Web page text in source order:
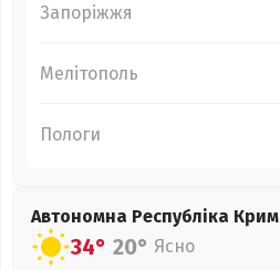
Запоріжжя
Мелітополь
Пологи
Автономна Республіка Крим
34° 20° Ясно